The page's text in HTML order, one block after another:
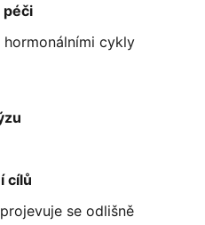
péči
hormonálními cykly
cílů
se odlišně